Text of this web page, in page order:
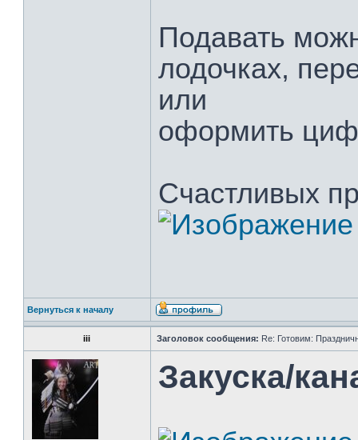
Подавать
лодочках,
или
оформить
Счастливых
Вернуться к началу
iii Заголовок сообщения: Re: Готовим:
Закуска/